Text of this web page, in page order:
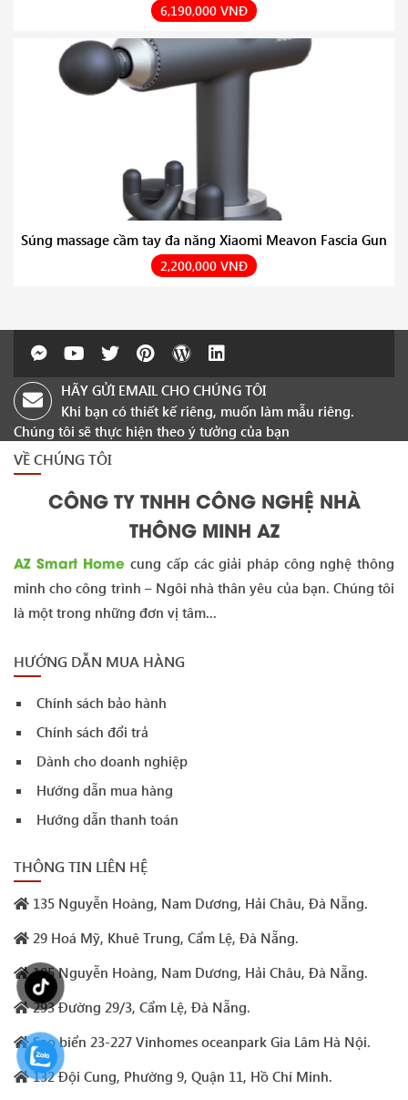
6,190,000 VNĐ
Súng massage cầm tay đa năng Xiaomi Meavon Fascia Gun
2,200,000 VNĐ
HÃY GỬI EMAIL CHO CHÚNG TÔI
Khi bạn có thiết kế riêng, muốn làm mẫu riêng.
Chúng tôi sẽ thực hiện theo ý tưởng của bạn
VỀ CHÚNG TÔI
CÔNG TY TNHH CÔNG NGHỆ NHÀ
THÔNG MINH AZ
AZ Smart Home cung cấp các giải pháp công nghệ thông
minh cho công trình – Ngôi nhà thân yêu của bạn. Chúng tôi
là một trong những đơn vị tâm...
HƯỚNG DẪN MUA HÀNG
Chính sách bảo hành
Chính sách đổi trả
Dành cho doanh nghiệp
Hướng dẫn mua hàng
Hướng dẫn thanh toán
THÔNG TIN LIÊN HỆ
135 Nguyễn Hoàng, Nam Dương, Hải Châu, Đà Nẵng.
29 Hoá Mỹ, Khuê Trung, Cẩm Lệ, Đà Nẵng.
105 Nguyễn Hoàng, Nam Dương, Hải Châu, Đà Nẵng.
293 Đường 29/3, Cẩm Lệ, Đà Nẵng.
Sao biển 23-227 Vinhomes oceanpark Gia Lâm Hà Nội.
132 Đội Cung, Phường 9, Quận 11, Hồ Chí Minh.